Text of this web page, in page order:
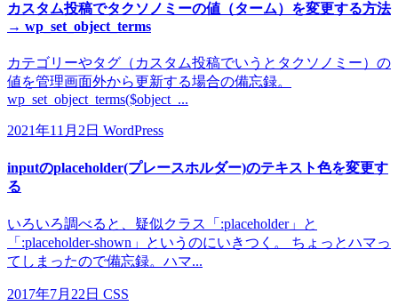
カスタム投稿でタクソノミーの値（ターム）を変更する方法
→ wp_set_object_terms
カテゴリーやタグ（カスタム投稿でいうとタクソノミー）の
値を管理画面外から更新する場合の備忘録。
wp_set_object_terms($object_...
2021年11月2日 WordPress
inputのplaceholder(プレースホルダー)のテキスト色を変更す
る
いろいろ調べると、疑似クラス「:placeholder」と
「:placeholder-shown」というのにいきつく。 ちょっとハマっ
てしまったので備忘録。ハマ...
2017年7月22日 CSS